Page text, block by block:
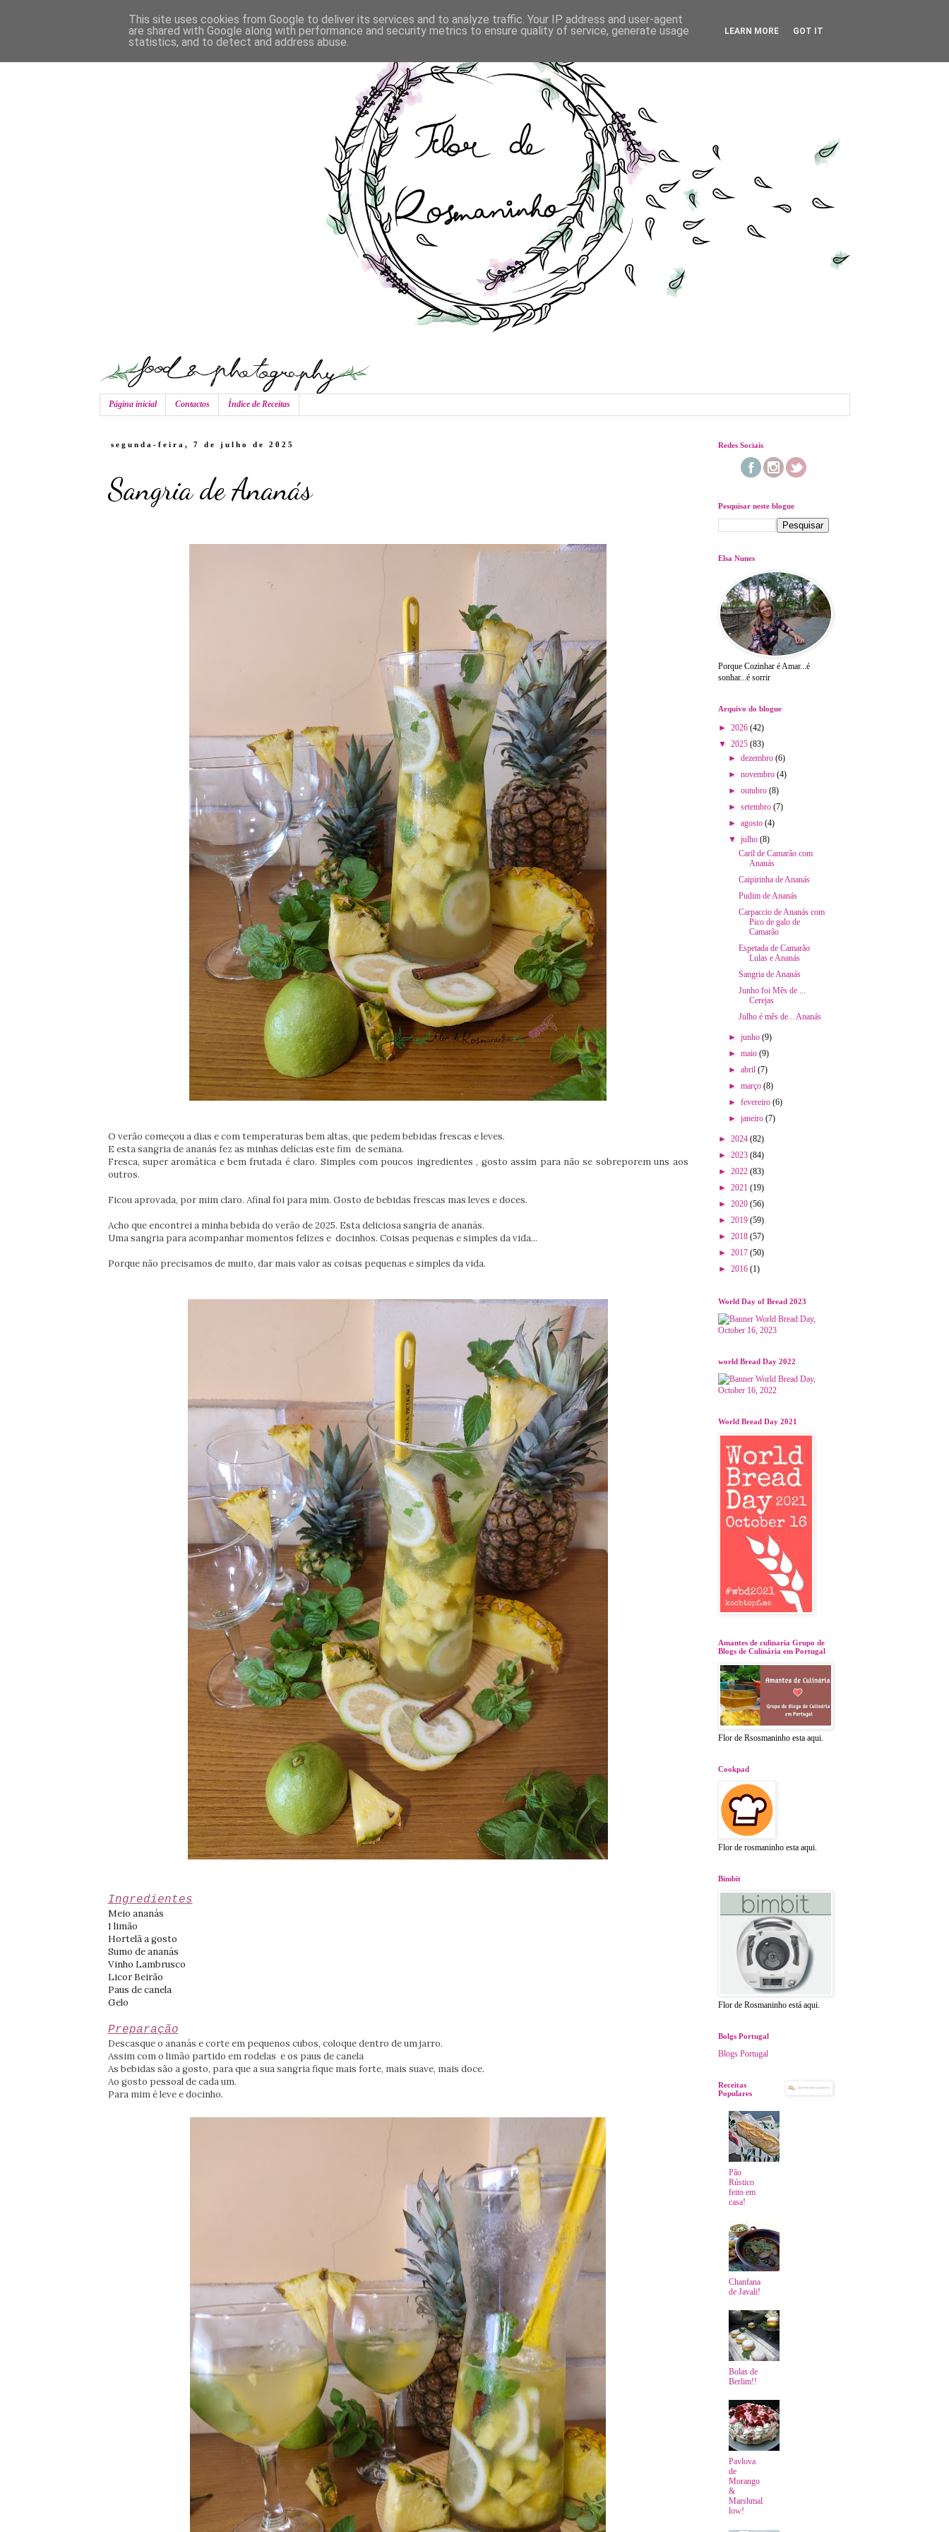
Página inicial Contactos Índice de Receitas
segunda-feira, 7 de julho de 2025
Sangria de Ananás
O verão começou a dias e com temperaturas bem altas, que pedem bebidas frescas e leves.
E esta sangria de ananás fez as minhas delícias este fim de semana.
Fresca, super aromática e bem frutada é claro. Simples com poucos ingredientes , gosto assim para não se sobreporem uns aos
outros.
Ficou aprovada, por mim claro. Afinal foi para mim. Gosto de bebidas frescas mas leves e doces.
Acho que encontrei a minha bebida do verão de 2025. Esta deliciosa sangria de ananás.
Uma sangria para acompanhar momentos felizes e docinhos. Coisas pequenas e simples da vida...
Porque não precisamos de muito, dar mais valor as coisas pequenas e simples da vida.
Ingredientes
Meio ananás
1 limão
Hortelã a gosto
Sumo de ananás
Vinho Lambrusco
Licor Beirão
Paus de canela
Gelo
Preparação
Descasque o ananás e corte em pequenos cubos, coloque dentro de um jarro.
Assim com o limão partido em rodelas e os paus de canela
As bebidas são a gosto, para que a sua sangria fique mais forte, mais suave, mais doce.
Ao gosto pessoal de cada um.
Para mim é leve e docinho.
Redes Sociais
Pesquisar neste blogue
Elsa Nunes
Porque Cozinhar é Amar...é
sonhar...é sorrir
Arquivo do blogue
► 2026 (42)
▼ 2025 (83)
► dezembro (6)
► novembro (4)
► outubro (8)
► setembro (7)
► agosto (4)
▼ julho (8)
Caril de Camarão com
Ananás
Caipirinha de Ananás
Pudim de Ananás
Carpaccio de Ananás com
Pico de galo de
Camarão
Espetada de Camarão
Lulas e Ananás
Sangria de Ananás
Junho foi Mês de ...
Cerejas
Julho é mês de... Ananás
► junho (9)
► maio (9)
► abril (7)
► março (8)
► fevereiro (6)
► janeiro (7)
► 2024 (82)
► 2023 (84)
► 2022 (83)
► 2021 (19)
► 2020 (56)
► 2019 (59)
► 2018 (57)
► 2017 (50)
► 2016 (1)
World Day of Bread 2023
world Bread Day 2022
World Bread Day 2021
Amantes de culinaria Grupo de
Blogs de Culinária em Portugal
Flor de Rsosmaninho esta aqui.
Cookpad
Flor de rosmaninho esta aqui.
Bimbit
Flor de Rosmaninho está aqui.
Bolgs Portugal
Blogs Portugal
Receitas
Populares
Pão
Rústico
feito em
casa!
Chanfana
de Javali!
Bolas de
Berlim!!
Pavlova
de
Morango
&
Marshmal
low!
This site uses cookies from Google to deliver its services and to analyze traffic. Your IP address and user-agent
are shared with Google along with performance and security metrics to ensure quality of service, generate usage
statistics, and to detect and address abuse.
LEARN MORE GOT IT